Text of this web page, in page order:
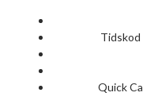
Tidskod
Quick